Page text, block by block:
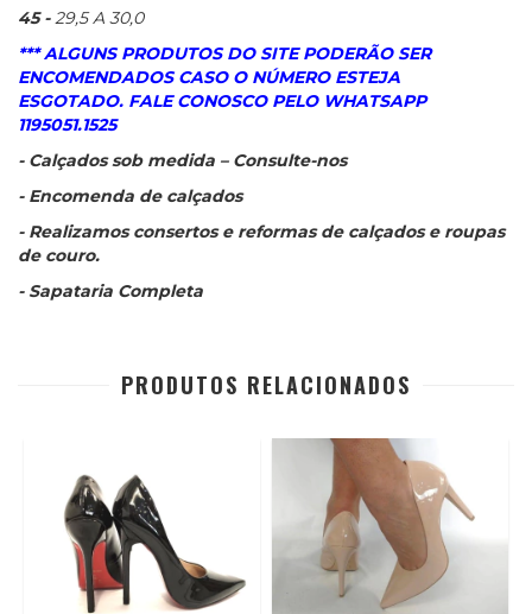
45 -29,5 A 30,0
*** ALGUNS PRODUTOS DO SITE PODERÃO SER
ENCOMENDADOS CASO O NÚMERO ESTEJA
ESGOTADO. FALE CONOSCO PELO WHATSAPP
1195051.1525
- Calçados sob medida – Consulte-nos
- Encomenda de calçados
- Realizamos consertos e reformas de calçados e roupas
de couro.
- Sapataria Completa
PRODUTOS RELACIONADOS